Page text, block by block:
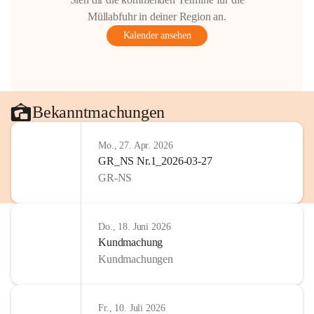
Müllabfuhr in deiner Region an.
Kalender ansehen
Bekanntmachungen
Mo., 27. Apr. 2026
GR_NS Nr.1_2026-03-27
GR-NS
Do., 18. Juni 2026
Kundmachung
Kundmachungen
Fr., 10. Juli 2026